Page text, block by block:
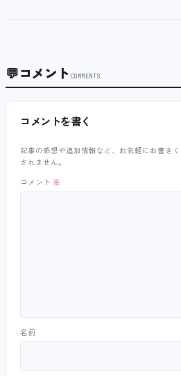
💬コメント COMMENTS
コメントを書く
記事の感想や追加情報など、お気軽にお書き
されません。
コメント ※
名前